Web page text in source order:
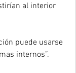
al interior
puede usarse
internos”.